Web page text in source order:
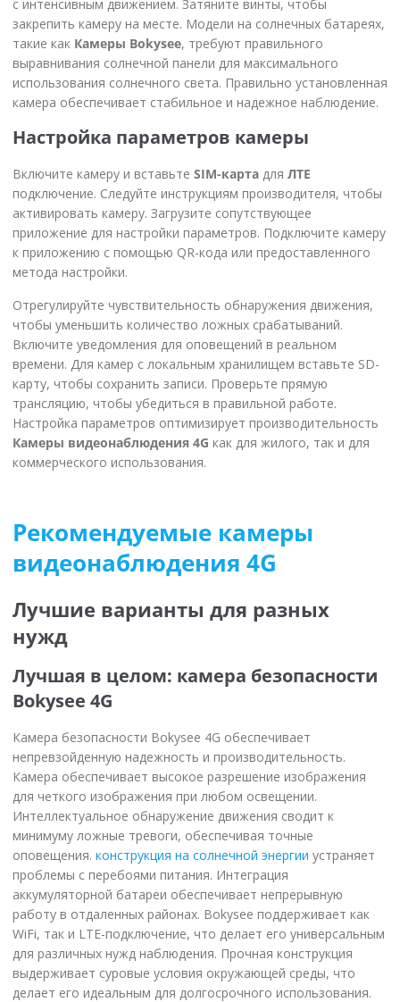
с интенсивным движением. Затяните винты, чтобы
закрепить камеру на месте. Модели на солнечных батареях,
такие как Камеры Bokysee, требуют правильного
выравнивания солнечной панели для максимального
использования солнечного света. Правильно установленная
камера обеспечивает стабильное и надежное наблюдение.
Настройка параметров камеры
Включите камеру и вставьте SIM-карта для ЛТЕ
подключение. Следуйте инструкциям производителя, чтобы
активировать камеру. Загрузите сопутствующее
приложение для настройки параметров. Подключите камеру
к приложению с помощью QR-кода или предоставленного
метода настройки.
Отрегулируйте чувствительность обнаружения движения,
чтобы уменьшить количество ложных срабатываний.
Включите уведомления для оповещений в реальном
времени. Для камер с локальным хранилищем вставьте SD-
карту, чтобы сохранить записи. Проверьте прямую
трансляцию, чтобы убедиться в правильной работе.
Настройка параметров оптимизирует производительность
Камеры видеонаблюдения 4G как для жилого, так и для
коммерческого использования.
Рекомендуемые камеры
видеонаблюдения 4G
Лучшие варианты для разных
нужд
Лучшая в целом: камера безопасности
Bokysee 4G
Камера безопасности Bokysee 4G обеспечивает
непревзойденную надежность и производительность.
Камера обеспечивает высокое разрешение изображения
для четкого изображения при любом освещении.
Интеллектуальное обнаружение движения сводит к
минимуму ложные тревоги, обеспечивая точные
оповещения. конструкция на солнечной энергии устраняет
проблемы с перебоями питания. Интеграция
аккумуляторной батареи обеспечивает непрерывную
работу в отдаленных районах. Bokysee поддерживает как
WiFi, так и LTE-подключение, что делает его универсальным
для различных нужд наблюдения. Прочная конструкция
выдерживает суровые условия окружающей среды, что
делает его идеальным для долгосрочного использования.